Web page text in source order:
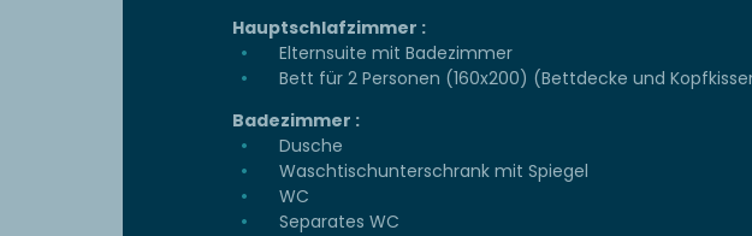
Hauptschlafzimmer :
Elternsuite mit Badezimmer
Bett für 2 Personen (160x200) (Bettdecke und
Badezimmer :
Dusche
Waschtischunterschrank mit Spiegel
WC
Separates WC